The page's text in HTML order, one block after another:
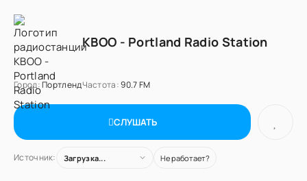
KBOO - Portland Radio Station
Город:ПортлендЧастота:90.7 FM
СЛУШАТЬ
Источник: Загрузка... Не работает?